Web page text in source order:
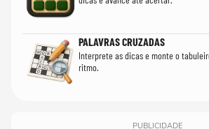
PALAVRAS CRUZADAS
Interprete as dicas e monte o
ritmo.
PUBLICIDADE